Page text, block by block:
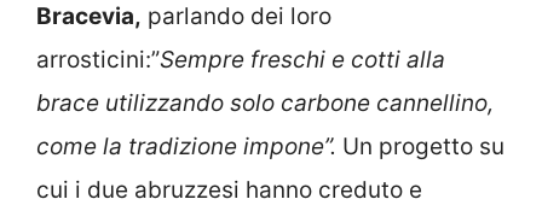
Bracevia, parlando dei loro
arrosticini:”Sempre freschi e cotti alla
brace utilizzando solo carbone cannellino,
come la tradizione impone”. Un progetto su
cui i due abruzzesi hanno creduto e